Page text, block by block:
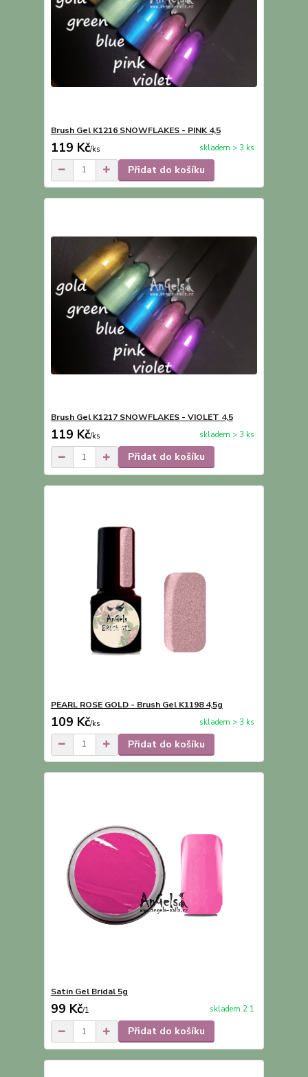
Brush Gel K1216 SNOWFLAKES - PINK 4,5
119 Kč/ks skladem > 3 ks
Přidat do košíku
Brush Gel K1217 SNOWFLAKES - VIOLET 4,5
119 Kč/ks skladem > 3 ks
Přidat do košíku
PEARL ROSE GOLD - Brush Gel K1198 4,5g
109 Kč/ks skladem > 3 ks
Přidat do košíku
Satin Gel Bridal 5g
99 Kč/1 skladem 2 1
Přidat do košíku